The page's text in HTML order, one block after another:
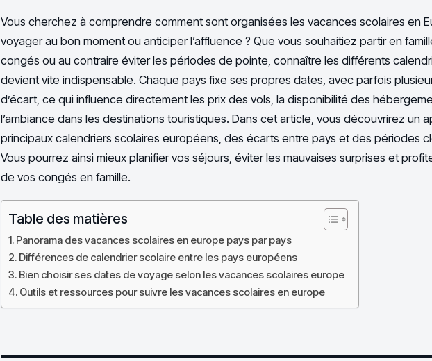
Vous cherchez à comprendre comment sont organisées les vacances scolaires en
voyager au bon moment ou anticiper l’affluence ? Que vous souhaitiez partir en
congés ou au contraire éviter les périodes de pointe, connaître les différents
devient vite indispensable. Chaque pays fixe ses propres dates, avec parfois
d’écart, ce qui influence directement les prix des vols, la disponibilité des
l’ambiance dans les destinations touristiques. Dans cet article, vous découvrirez un
principaux calendriers scolaires européens, des écarts entre pays et des périodes
Vous pourrez ainsi mieux planifier vos séjours, éviter les mauvaises surprises et
de vos congés en famille.
Table des matières
Panorama des vacances scolaires en europe pays par pays
Différences de calendrier scolaire entre les pays européens
Bien choisir ses dates de voyage selon les vacances scolaires europe
Outils et ressources pour suivre les vacances scolaires en europe